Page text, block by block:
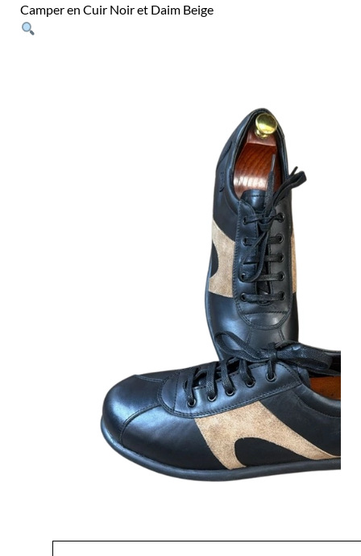
Camper en Cuir Noir et Daim Beige